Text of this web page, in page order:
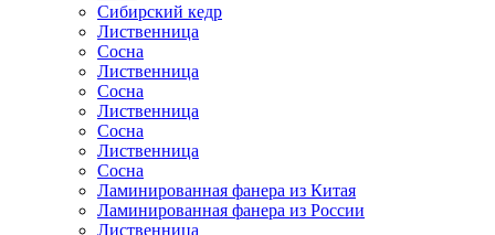
Сибирский кедр
Лиственница
Сосна
Лиственница
Сосна
Лиственница
Сосна
Лиственница
Сосна
Ламинированная фанера из Китая
Ламинированная фанера из России
Лиственница